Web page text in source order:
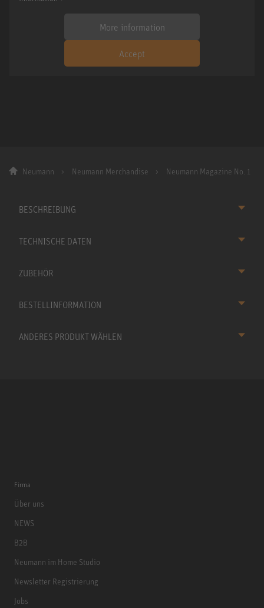
More information
Accept
Neumann Neumann Merchandise Neumann Magazine No. 1
BESCHREIBUNG
TECHNISCHE DATEN
ZUBEHÖR
BESTELLINFORMATION
ANDERES PRODUKT WÄHLEN
Firma
Über uns
NEWS
B2B
Neumann im Home Studio
Newsletter Registrierung
Jobs